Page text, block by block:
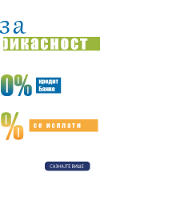
Gaja i Šumarka zbog
у осмину ...
се ...
iz PSŽ-a!